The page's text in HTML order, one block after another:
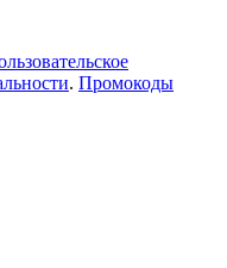
. Промокоды